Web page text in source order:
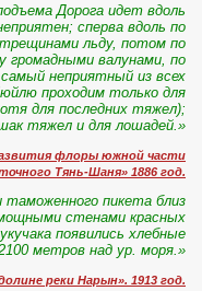
Дорога идет вдоль
сперва вдоль по
льду, потом по
громадными валунами, по
неприятный из всех
проходим только для
для последних тяжел);
тяжел и для лошадей.»
флоры южной части
Тянь-Шаня» 1886 год.
пикета близ
стенами красных
появились хлебные
метров над ур. моря.»
реки Нарын». 1913 год.